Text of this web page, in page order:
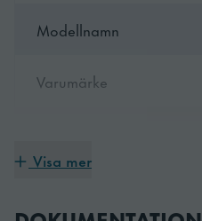
Modellnamn
Varumärke
Visa mer